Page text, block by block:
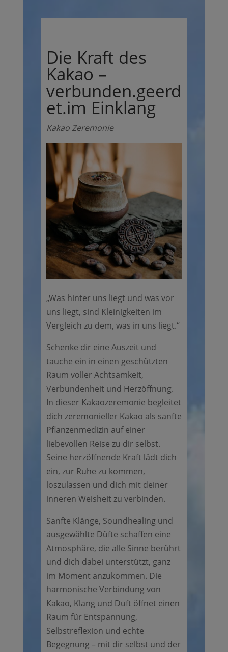
Die Kraft des
Kakao –
verbunden.geerd
et.im Einklang
Kakao Zeremonie
„Was hinter uns liegt und was vor
uns liegt, sind Kleinigkeiten im
Vergleich zu dem, was in uns liegt.“
Schenke dir eine Auszeit und
tauche ein in einen geschützten
Raum voller Achtsamkeit,
Verbundenheit und Herzöffnung.
In dieser Kakaozeremonie begleitet
dich zeremonieller Kakao als sanfte
Pflanzenmedizin auf einer
liebevollen Reise zu dir selbst.
Seine herzöffnende Kraft lädt dich
ein, zur Ruhe zu kommen,
loszulassen und dich mit deiner
inneren Weisheit zu verbinden.
Sanfte Klänge, Soundhealing und
ausgewählte Düfte schaffen eine
Atmosphäre, die alle Sinne berührt
und dich dabei unterstützt, ganz
im Moment anzukommen. Die
harmonische Verbindung von
Kakao, Klang und Duft öffnet einen
Raum für Entspannung,
Selbstreflexion und echte
Begegnung – mit dir selbst und der